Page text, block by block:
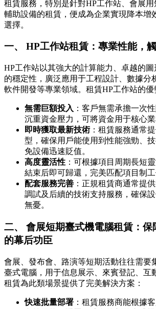
租賃服務，特別是針對HP工作站、會展
輔助設備的租賃，便成為企業實現降本增
選擇。
一、 HP工作站租賃：專業性能，
HP工作站以其強大的計算能力、卓越的
的穩定性，廣泛應用于工程設計、數據分
軟件開發等專業領域。租賃HP工作站的優
無需巨額投入 ：客戶無需承擔一次
沉重資金壓力，可將資金用于核心業
即時獲取最新技術：租賃服務通常
型，確保用戶能使用到性能強勁、
免設備迅速貶值。
高度靈活性 ：可根據項目周期長短
結束后即可歸還，完美匹配項目制工
配套服務完善 ：正規租賃商通常提
調試及后續的技術支持服務，確保
無憂。
二、 會展短期臺式機電腦租賃：保
的幕后功臣
會展、發布會、路演等短期活動往往需要
臺式電腦，用于信息展示、來賓登記、互
租賃為此類場景提供了完美解決方案：
快速批量部署 ：租賃服務商能根據